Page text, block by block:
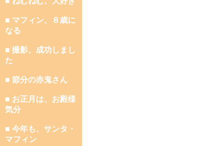
■ マフィン、８歳に
なる
■ 撮影、成功しまし
た
■ 節分の赤鬼さん
■ お正月は、お殿様
気分
■ 今年も、サンタ・
マフィン